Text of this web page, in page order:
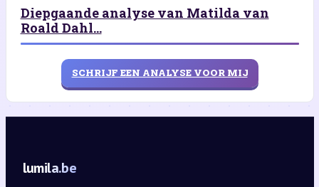
Diepgaande analyse van Matilda van
Roald Dahl...
SCHRIJF EEN ANALYSE VOOR MIJ
lumila.be